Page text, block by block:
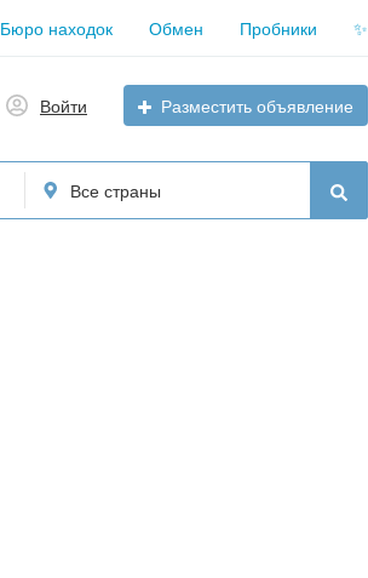
Бюро находок Обмен Пробники ✨
Войти Разместить объявление
Все страны